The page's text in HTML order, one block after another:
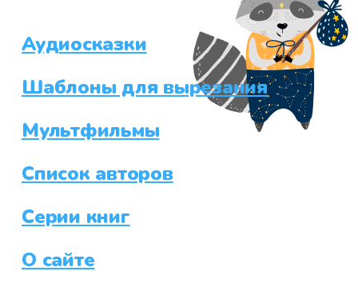
Аудиосказки
Шаблоны для вырезания
Мультфильмы
Список авторов
Серии книг
О сайте